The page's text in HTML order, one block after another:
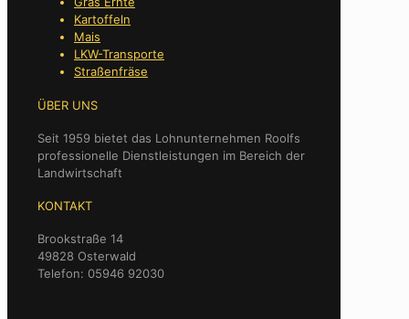
Kartoffeln
Mais
LKW-Transporte
Straßenfräse
ÜBER UNS
Seit 1959 bietet das Lohnunternehmen Roolfs
professionelle Dienstleistungen im Bereich der
Landwirtschaft
KONTAKT
Brookstraße 14
49828 Osterwald
Telefon: 05946 92030